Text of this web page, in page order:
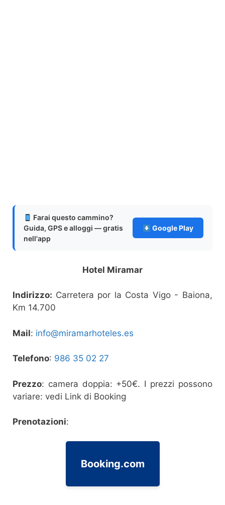
Farai questo cammino?
Guida, GPS e alloggi — gratis
nell'app
Google Play
Hotel Miramar
Indirizzo: Carretera por la Costa Vigo - Baiona,
Km 14.700
Mail: info@miramarhoteles.es
Telefono: 986 35 02 27
Prezzo: camera doppia: +50€. I prezzi possono
variare: vedi Link di Booking
Prenotazioni:
Booking.com